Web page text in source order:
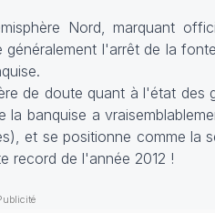
Nord, marquant
l'arrêt de la
de doute quant à l'état des
banquise a
et se positionne comme la
record de l'année 2012 !